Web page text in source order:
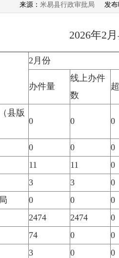
来源： 米易县行政审批局 发布
2026年2
2月份
办件量
线上办件
数
县版
0 0 0
0 0
0
11 11
0
3 3
0
0 0
0
2474 2474
0
74 0
0
3 0
0